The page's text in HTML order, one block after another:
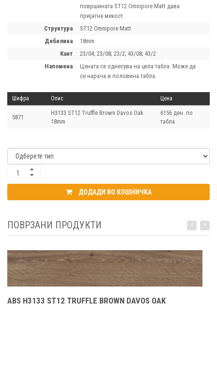
површината ST12 Omnipore Matt дава
пријатна мекост.
структура
ST12 Omnipore Matt
дебелина
18mm
кант
23/04; 23/08; 23/2; 43/08; 43/2
напомена
Цената се однесува на цела табла. Може да
се нарача и половина табла.
Шифра Опис Цена
5871
H3133 ST12 Truffle Brown Davos Oak
18mm
6156 ден. по
табла
ДОДАДИ ВО КОШНИЧКА
ПОВРЗАНИ ПРОДУКТИ
ABS H3133 ST12 TRUFFLE BROWN DAVOS OAK